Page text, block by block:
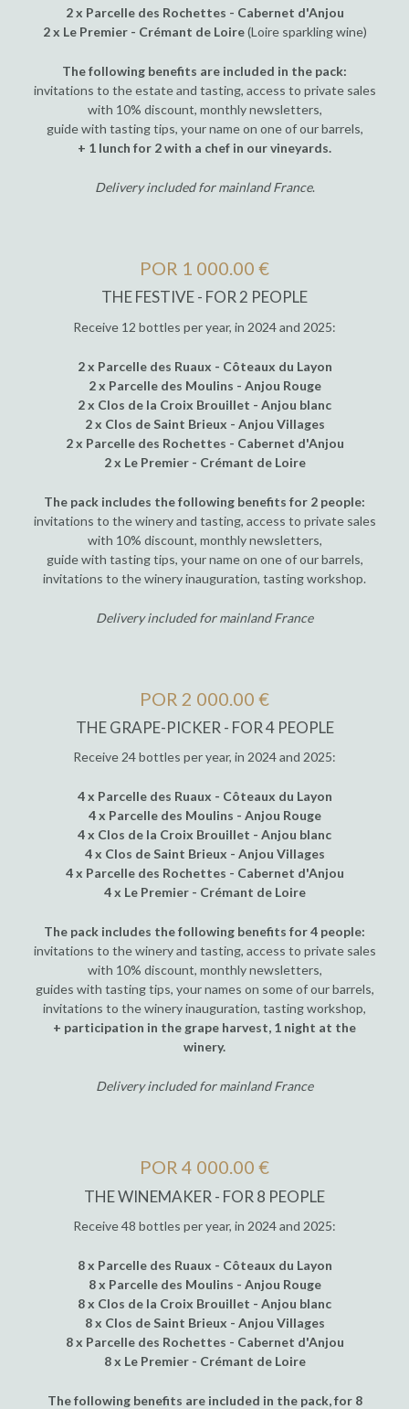
2 x Parcelle des Rochettes - Cabernet d'Anjou
2 x Le Premier - Crémant de Loire(Loire sparkling wine)
The following benefits are included in the pack:
invitations to the estate and tasting, access to private sales
with 10% discount, monthly newsletters,
guide with tasting tips, your name on one of our barrels,
+ 1 lunch for 2 with a chef in our vineyards.
Delivery included for mainland France.
POR 1 000.00 €
THE FESTIVE - FOR 2 PEOPLE
Receive 12 bottles per year, in 2024 and 2025:
2 x Parcelle des Ruaux - Côteaux du Layon
2 x Parcelle des Moulins - Anjou Rouge
2 x Clos de la Croix Brouillet - Anjou blanc
2 x Clos de Saint Brieux - Anjou Villages
2 x Parcelle des Rochettes - Cabernet d'Anjou
2 x Le Premier - Crémant de Loire
The pack includes the following benefits for 2 people:
invitations to the winery and tasting, access to private sales
with 10% discount, monthly newsletters,
guide with tasting tips, your name on one of our barrels,
invitations to the winery inauguration, tasting workshop.
Delivery included for mainland France
POR 2 000.00 €
THE GRAPE-PICKER - FOR 4 PEOPLE
Receive 24 bottles per year, in 2024 and 2025:
4 x Parcelle des Ruaux - Côteaux du Layon
4 x Parcelle des Moulins - Anjou Rouge
4 x Clos de la Croix Brouillet - Anjou blanc
4 x Clos de Saint Brieux - Anjou Villages
4 x Parcelle des Rochettes - Cabernet d'Anjou
4 x Le Premier - Crémant de Loire
The pack includes the following benefits for 4 people:
invitations to the winery and tasting, access to private sales
with 10% discount, monthly newsletters,
guides with tasting tips, your names on some of our barrels,
invitations to the winery inauguration, tasting workshop,
+ participation in the grape harvest, 1 night at the
winery.
Delivery included for mainland France
POR 4 000.00 €
THE WINEMAKER - FOR 8 PEOPLE
Receive 48 bottles per year, in 2024 and 2025:
8 x Parcelle des Ruaux - Côteaux du Layon
8 x Parcelle des Moulins - Anjou Rouge
8 x Clos de la Croix Brouillet - Anjou blanc
8 x Clos de Saint Brieux - Anjou Villages
8 x Parcelle des Rochettes - Cabernet d'Anjou
8 x Le Premier - Crémant de Loire
The following benefits are included in the pack, for 8